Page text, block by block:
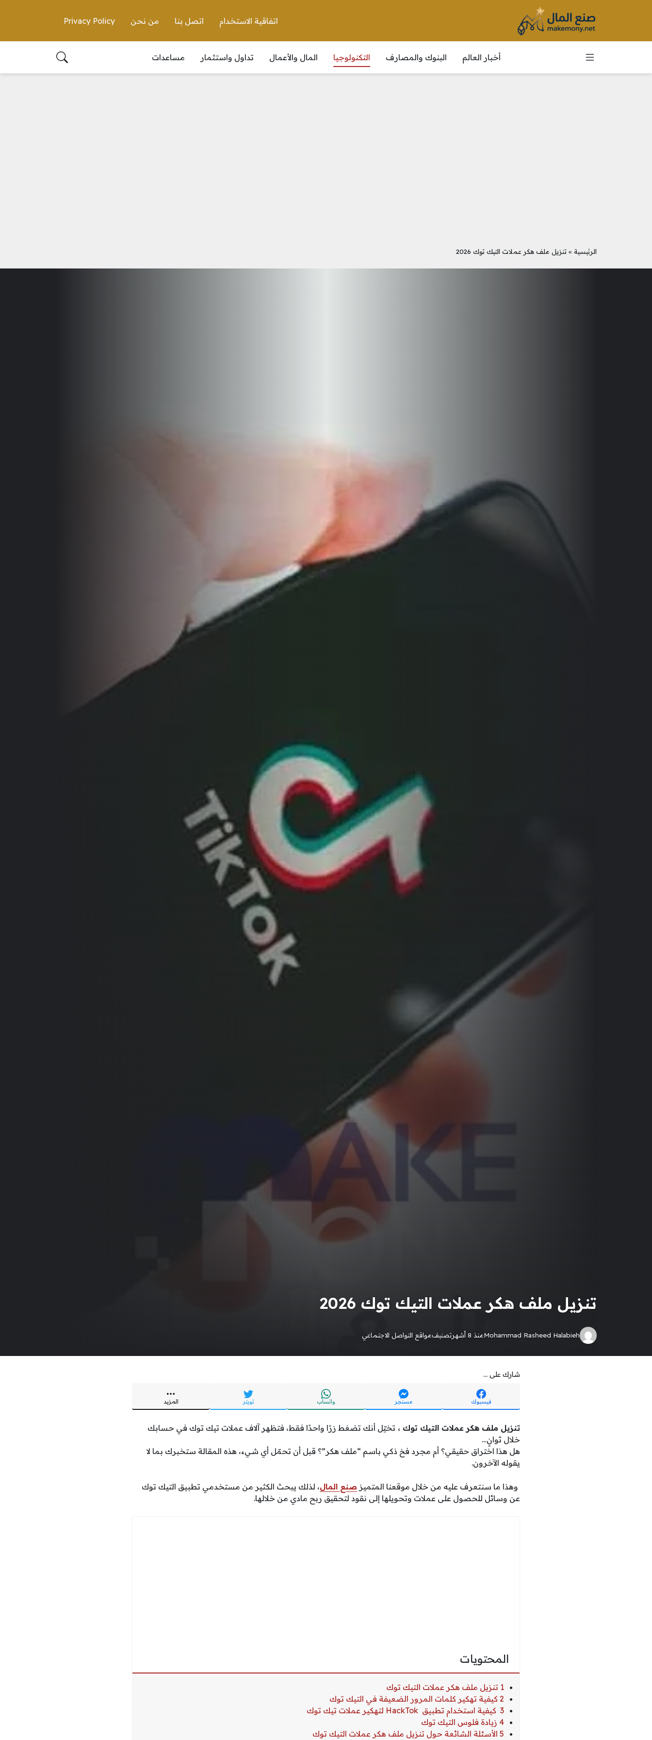
اتفاقية الاستخدام اتصل بنا من نحن Privacy Policy
أخبار العالم البنوك والمصارف التكنولوجيا المال والأعمال تداول واستثمار مساعدات
الرئيسية »تنزيل ملف هكر عملات التيك توك 2026
تنزيل ملف هكر عملات التيك توك 2026
Mohammad Rasheed Halabiehمنذ 8 أشهر تصنيفمواقع التواصل الاجتماعي
شارك على ...
فيسبوك مسنجر واتساب تويتر المزيد
تنزيل ملف هكر عملات التيك توك ، تخيّل أنك تضغط زرًا واحدًا فقط، فتظهر آلاف عملات تيك توك في حسابك
خلال ثوانٍ…
هل هذا اختراق حقيقي؟ أم مجرد فخ ذكي باسم “ملف هكر”؟ قبل أن تحمّل أي شيء، هذه المقالة ستخبرك بما لا
يقوله الآخرون.
وهذا ما سنتعرف عليه من خلال موقعنا المتميز صنع المال، لذلك يبحث الكثير من مستخدمي تطبيق التيك توك
عن وسائل للحصول على عملات وتحويلها إلى نقود لتحقيق ربح مادي من خلالها.
المحتويات
1 تنزيل ملف هكر عملات التيك توك
2 كيفية تهكير كلمات المرور الضعيفة في التيك توك
3 كيفية استخدام تطبيق HackTok لتهكير عملات تيك توك
4 زيادة فلوس التيك توك
5 الأسئلة الشائعة حول تنزيل ملف هكر عملات التيك توك